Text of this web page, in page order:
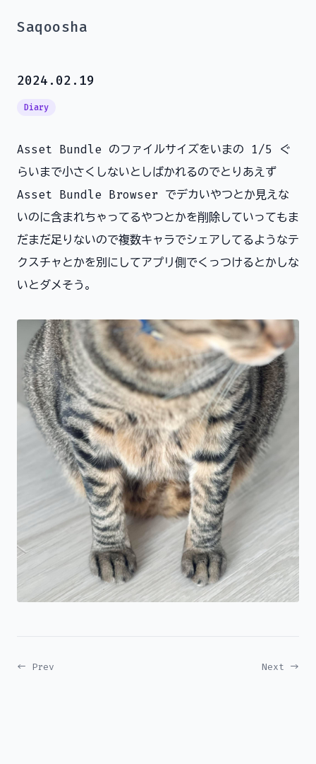
Saqoosha
2024.02.19
Diary
Asset Bundle のファイルサイズをいまの 1/5 ぐ
らいまで小さくしないとしばかれるのでとりあえず
Asset Bundle Browser でデカいやつとか見えな
いのに含まれちゃってるやつとかを削除していってもま
だまだ足りないので複数キャラでシェアしてるようなテ
クスチャとかを別にしてアプリ側でくっつけるとかしな
いとダメそう。
← Prev Next →